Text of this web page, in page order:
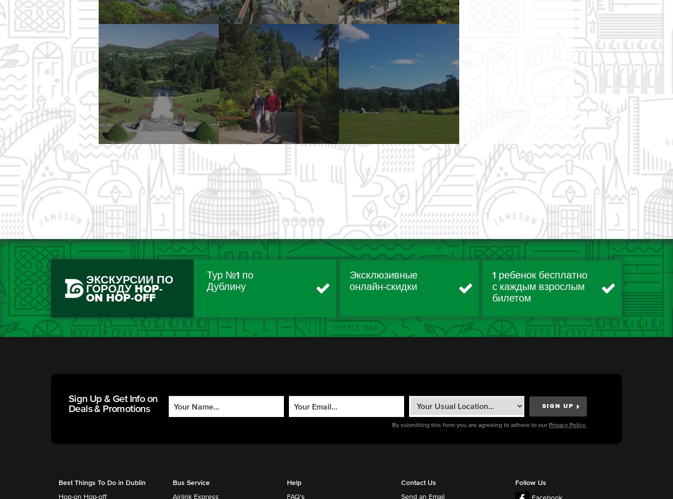
ЭКСКУРСИИ ПО
ГОРОДУ HOP-
ON HOP-OFF
Тур №1 по
Дублину
Эксклюзивные
онлайн-скидки
1 ребенок бесплатно
с каждым взрослым
билетом
Sign Up & Get Info on
Deals & Promotions
By submitting this form you are agreeing to adhere to our Privacy Policy.
Best Things To Do in Dublin
Hop-on Hop-off
Bus Service
Airlink Express
Help
FAQ's
Contact Us
Send an Email
Follow Us